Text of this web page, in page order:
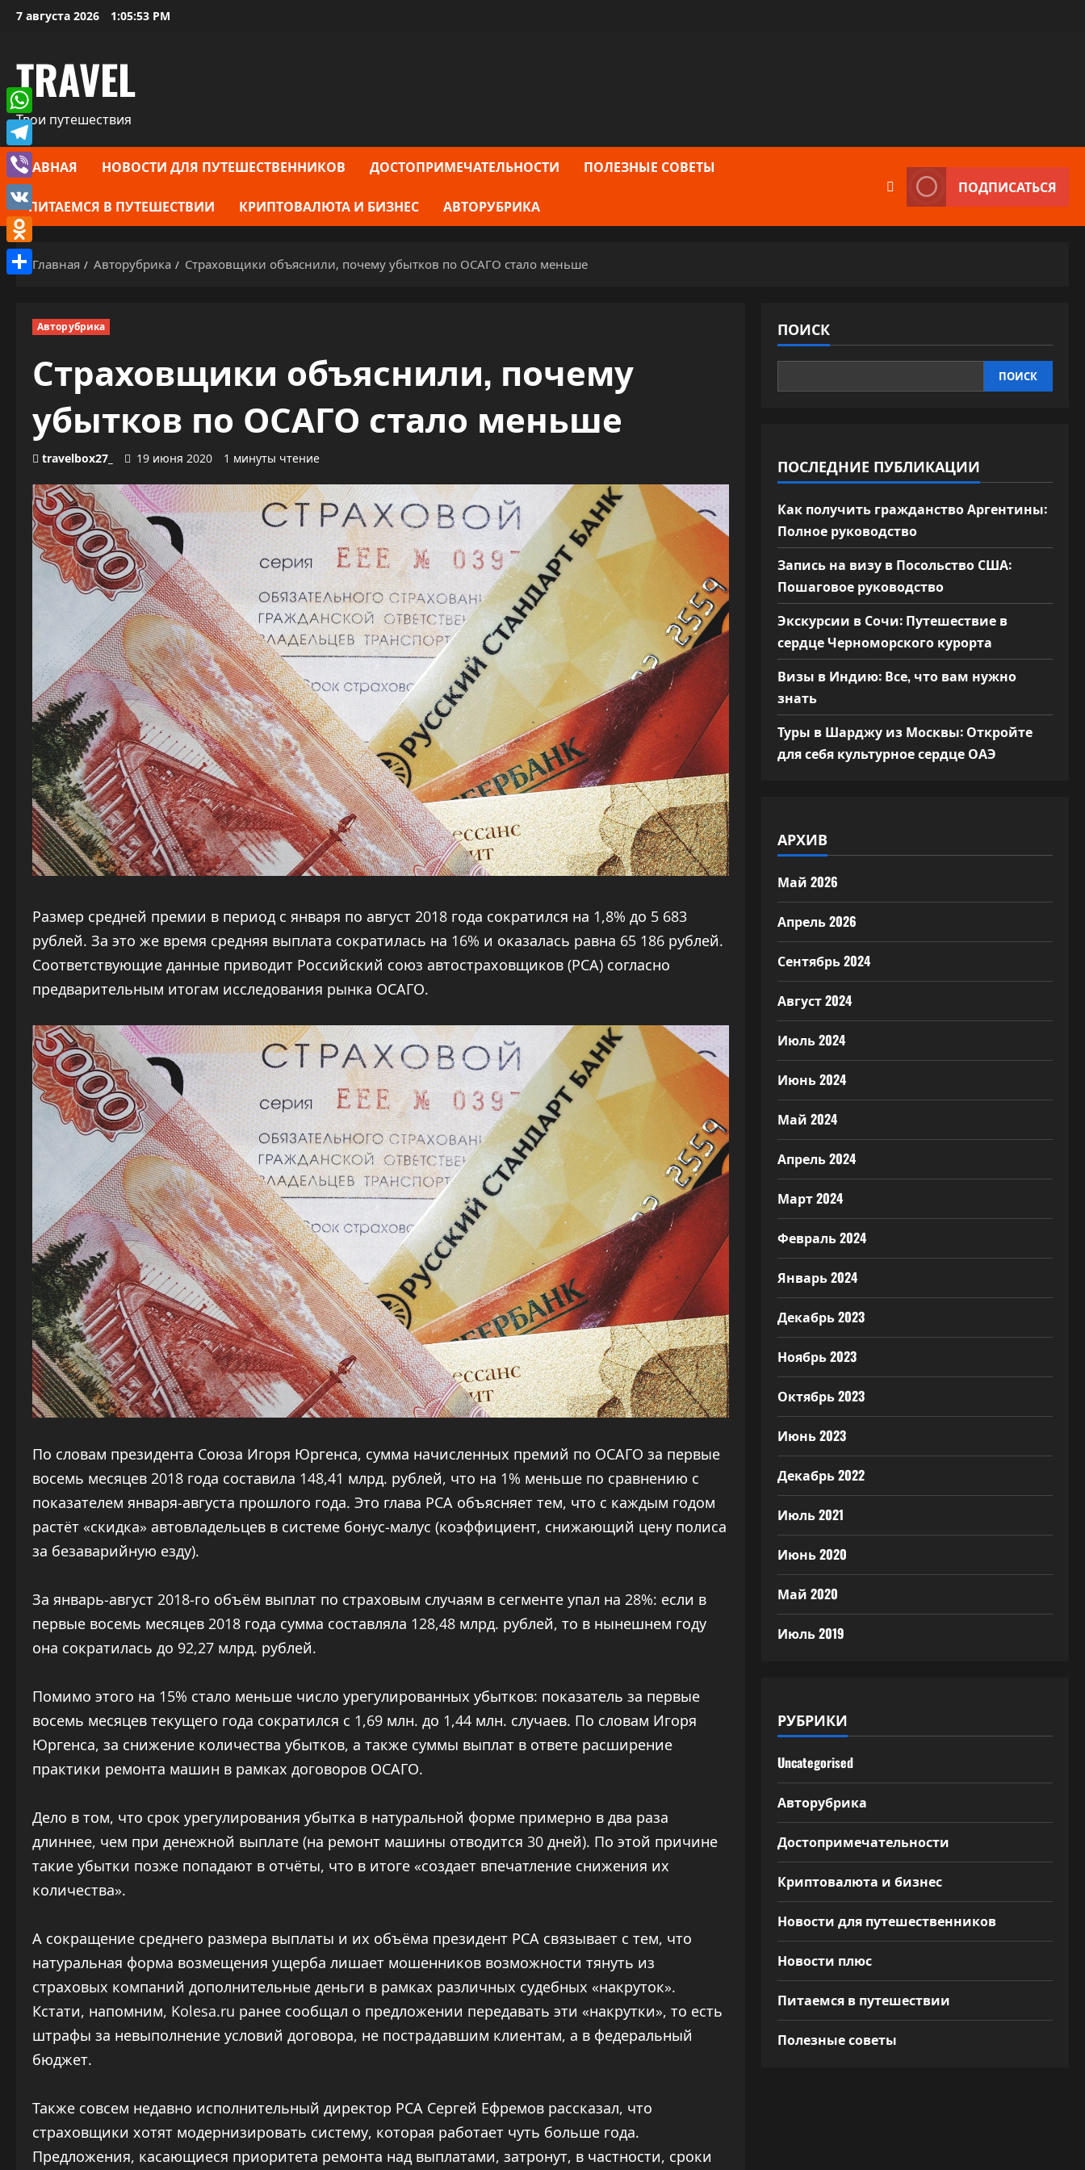
Перейти
7 августа 2026 1:05:55 PM
TRAVEL
Твои путешествия
ГЛАВНАЯ НОВОСТИ ДЛЯ ПУТЕШЕСТВЕННИКОВ ДОСТОПРИМЕЧАТЕЛЬНОСТИ ПОЛЕЗНЫЕ СОВЕТЫ
ПИТАЕМСЯ В ПУТЕШЕСТВИИ КРИПТОВАЛЮТА И БИЗНЕС АВТОРУБРИКА
ПОДПИСАТЬСЯ
Главная Авторубрика Страховщики объяснили, почему убытков по ОСАГО стало меньше
Авторубрика
Страховщики объяснили, почему
убытков по ОСАГО стало меньше
travelbox27_ 19 июня 2020 1 минуты чтение
Размер средней премии в период с января по август 2018 года сократился на 1,8% до 5 683
рублей. За это же время средняя выплата сократилась на 16% и оказалась равна 65 186 рублей.
Соответствующие данные приводит Российский союз автостраховщиков (РСА) согласно
предварительным итогам исследования рынка ОСАГО.
По словам президента Союза Игоря Юргенса, сумма начисленных премий по ОСАГО за первые
восемь месяцев 2018 года составила 148,41 млрд. рублей, что на 1% меньше по сравнению с
показателем января-августа прошлого года. Это глава РСА объясняет тем, что с каждым годом
растёт «скидка» автовладельцев в системе бонус-малус (коэффициент, снижающий цену полиса
за безаварийную езду).
За январь-август 2018-го объём выплат по страховым случаям в сегменте упал на 28%: если в
первые восемь месяцев 2018 года сумма составляла 128,48 млрд. рублей, то в нынешнем году
она сократилась до 92,27 млрд. рублей.
Помимо этого на 15% стало меньше число урегулированных убытков: показатель за первые
восемь месяцев текущего года сократился с 1,69 млн. до 1,44 млн. случаев. По словам Игоря
Юргенса, за снижение количества убытков, а также суммы выплат в ответе расширение
практики ремонта машин в рамках договоров ОСАГО.
Дело в том, что срок урегулирования убытка в натуральной форме примерно в два раза
длиннее, чем при денежной выплате (на ремонт машины отводится 30 дней). По этой причине
такие убытки позже попадают в отчёты, что в итоге «создает впечатление снижения их
количества».
А сокращение среднего размера выплаты и их объёма президент РСА связывает с тем, что
натуральная форма возмещения ущерба лишает мошенников возможности тянуть из
страховых компаний дополнительные деньги в рамках различных судебных «накруток».
Кстати, напомним, Kolesa.ru ранее сообщал о предложении передавать эти «накрутки», то есть
штрафы за невыполнение условий договора, не пострадавшим клиентам, а в федеральный
бюджет.
Также совсем недавно исполнительный директор РСА Сергей Ефремов рассказал, что
страховщики хотят модернизировать систему, которая работает чуть больше года.
Предложения, касающиеся приоритета ремонта над выплатами, затронут, в частности, сроки
ПОИСК
ПОИСК
ПОСЛЕДНИЕ ПУБЛИКАЦИИ
Как получить гражданство Аргентины:
Полное руководство
Запись на визу в Посольство США:
Пошаговое руководство
Экскурсии в Сочи: Путешествие в
сердце Черноморского курорта
Визы в Индию: Все, что вам нужно
знать
Туры в Шарджу из Москвы: Откройте
для себя культурное сердце ОАЭ
АРХИВ
Май 2026
Апрель 2026
Сентябрь 2024
Август 2024
Июль 2024
Июнь 2024
Май 2024
Апрель 2024
Март 2024
Февраль 2024
Январь 2024
Декабрь 2023
Ноябрь 2023
Октябрь 2023
Июнь 2023
Декабрь 2022
Июль 2021
Июнь 2020
Май 2020
Июль 2019
РУБРИКИ
Uncategorised
Авторубрика
Достопримечательности
Криптовалюта и бизнес
Новости для путешественников
Новости плюс
Питаемся в путешествии
Полезные советы
WhatsApp
Telegram
Viber
VK
Odnoklassniki